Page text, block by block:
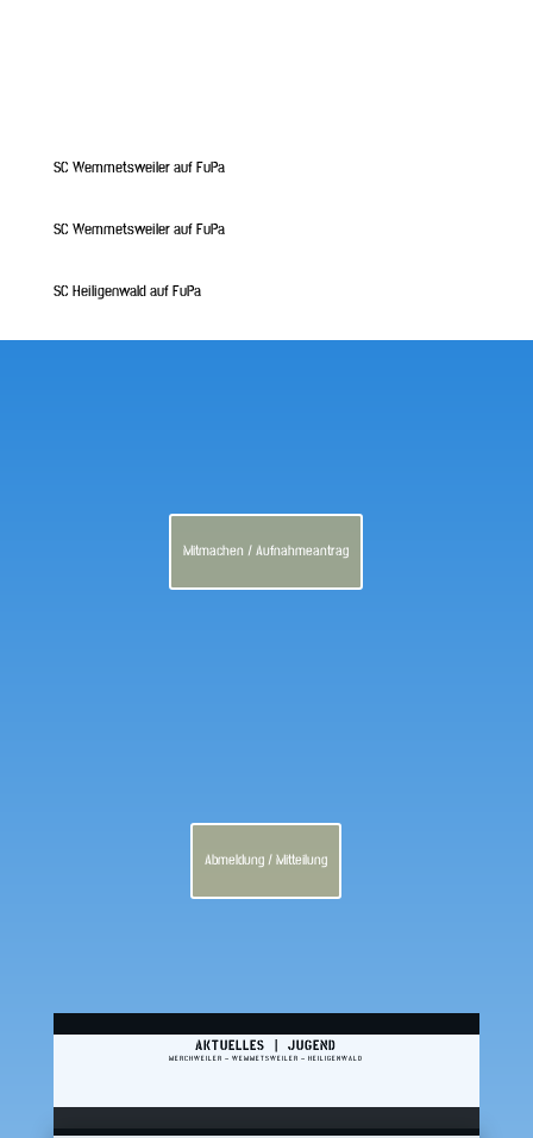
SC Wemmetsweiler auf FuPa
SC Wemmetsweiler auf FuPa
SC Heiligenwald auf FuPa
Mitmachen / Aufnahmeantrag
Abmeldung / Mitteilung
AKTUELLES | JUGEND
MERCHWEILER – WEMMETSWEILER – HEILIGENWALD